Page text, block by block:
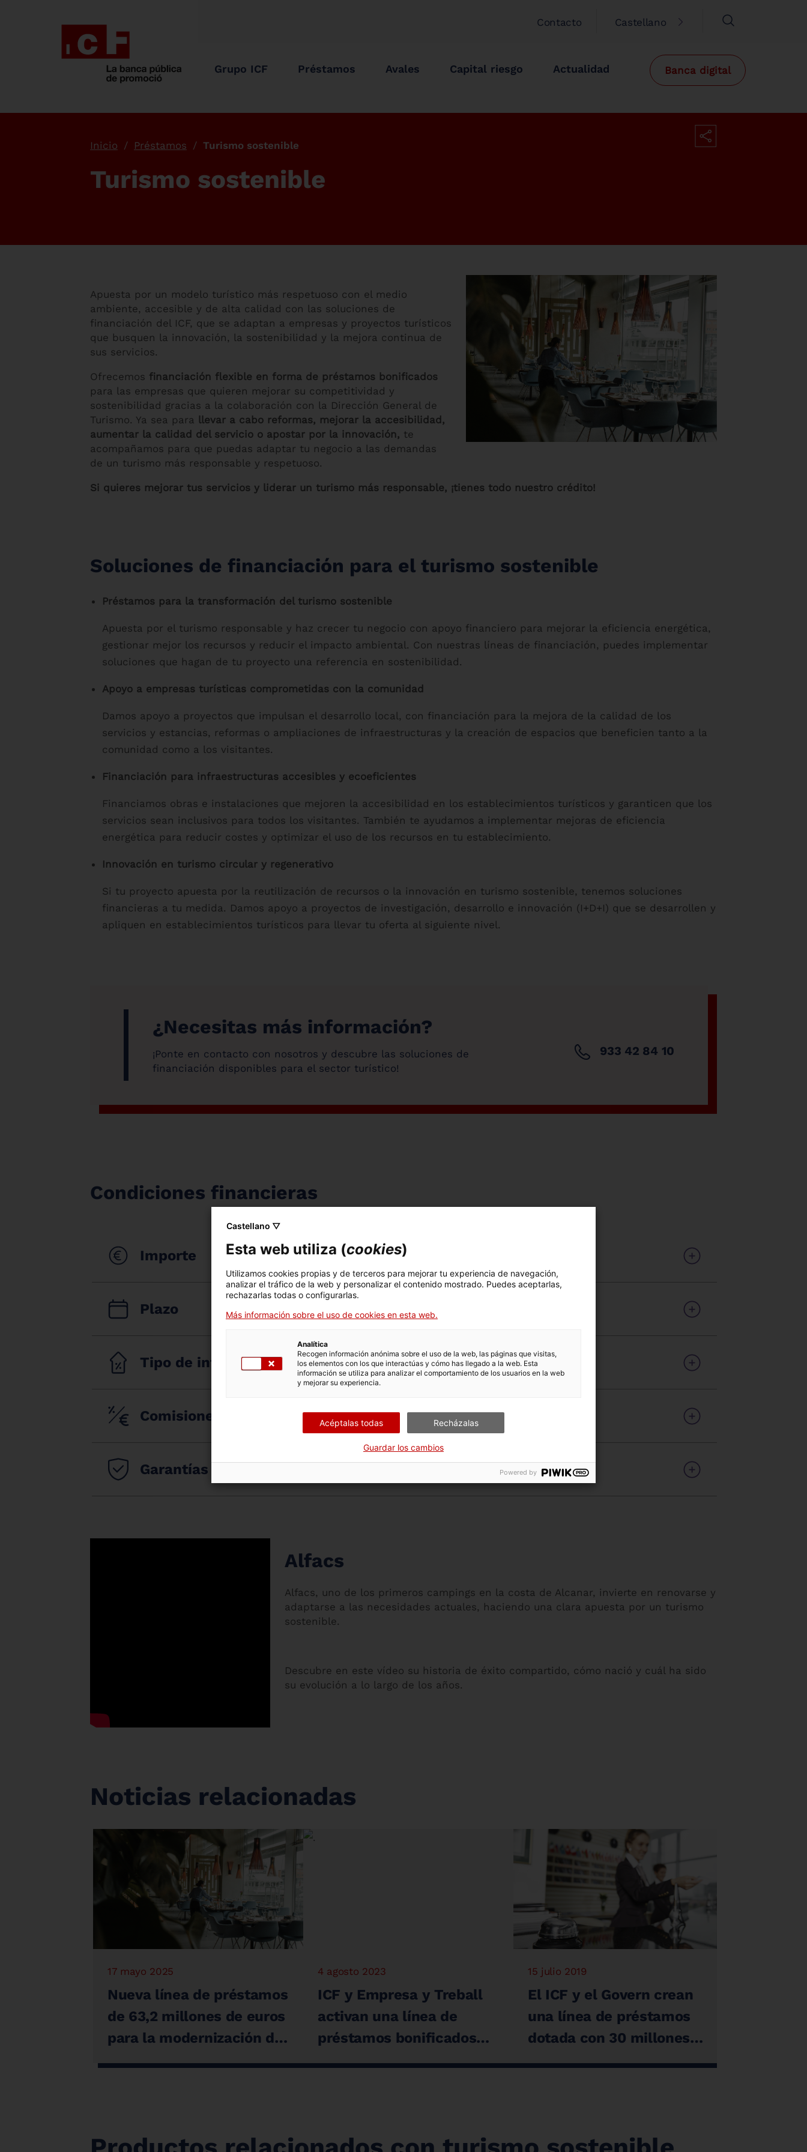
Contacto Castellano
Grupo ICF Préstamos Avales Capital riesgo Actualidad Banca digital
Inicio Préstamos Turismo sostenible
Turismo sostenible
Apuesta por un modelo turístico más respetuoso con el medio
ambiente, accesible y de alta calidad con las soluciones de
financiación del ICF, que se adaptan a empresas y proyectos turísticos
que busquen la innovación, la sostenibilidad y la mejora continua de
sus servicios.
Ofrecemos financiación flexible en forma de préstamos bonificados
para las empresas que quieren mejorar su competitividad y
sostenibilidad gracias a la colaboración con la Dirección General de
Turismo. Ya sea para llevar a cabo reformas, mejorar la accesibilidad,
aumentar la calidad del servicio o apostar por la innovación, te
acompañamos para que puedas adaptar tu negocio a las demandas
de un turismo más responsable y respetuoso.
Si quieres mejorar tus servicios y liderar un turismo más responsable, ¡tienes todo nuestro crédito!
Soluciones de financiación para el turismo sostenible
Préstamos para la transformación del turismo sostenible
Apuesta por el turismo responsable y haz crecer tu negocio con apoyo financiero para mejorar la eficiencia energética,
gestionar mejor los recursos y reducir el impacto ambiental. Con nuestras líneas de financiación, puedes implementar
soluciones que hagan de tu proyecto una referencia en sostenibilidad.
Apoyo a empresas turísticas comprometidas con la comunidad
Damos apoyo a proyectos que impulsan el desarrollo local, con financiación para la mejora de la calidad de los
servicios y estancias, reformas o ampliaciones de infraestructuras y la creación de espacios que beneficien tanto a la
comunidad como a los visitantes.
Financiación para infraestructuras accesibles y ecoeficientes
Financiamos obras e instalaciones que mejoren la accesibilidad en los establecimientos turísticos y garanticen que los
servicios sean inclusivos para todos los visitantes. También te ayudamos a implementar mejoras de eficiencia
energética para reducir costes y optimizar el uso de los recursos en tu establecimiento.
Innovación en turismo circular y regenerativo
Si tu proyecto apuesta por la reutilización de recursos o la innovación en turismo sostenible, tenemos soluciones
financieras a tu medida. Damos apoyo a proyectos de investigación, desarrollo e innovación (I+D+I) que se desarrollen y
apliquen en establecimientos turísticos para llevar tu oferta al siguiente nivel.
¿Necesitas más información?
¡Ponte en contacto con nosotros y descubre las soluciones de
financiación disponibles para el sector turístico!
933 42 84 10
Condiciones financieras
Importe
Plazo
Tipo de interés
Comisiones
Garantías
Alfacs
Alfacs, uno de los primeros campings en la costa de Alcanar, invierte en renovarse y
adaptarse a las necesidades actuales, haciendo una clara apuesta por un turismo
sostenible.
Descubre en este vídeo su historia de éxito compartido, cómo nació y cuál ha sido
su evolución a lo largo de los años.
Noticias relacionadas
17 mayo 2025
Nueva línea de préstamos
de 63,2 millones de euros
para la modernización de
los alojamientos
4 agosto 2023
ICF y Empresa y Treball
activan una línea de
préstamos bonificados
dotada con 40 millones
15 julio 2019
El ICF y el Govern crean
una línea de préstamos
dotada con 30 millones
de euros para mejorar
Castellano ▽
Esta web utiliza (cookies)
Utilizamos cookies propias y de terceros para mejorar tu experiencia de navegación,
analizar el tráfico de la web y personalizar el contenido mostrado. Puedes aceptarlas,
rechazarlas todas o configurarlas.
Más información sobre el uso de cookies en esta web.
Analítica
Recogen información anónima sobre el uso de la web, las páginas que visitas,
los elementos con los que interactúas y cómo has llegado a la web. Esta
información se utiliza para analizar el comportamiento de los usuarios en la web
y mejorar su experiencia.
Acéptalas todas Recházalas
Guardar los cambios
Powered by